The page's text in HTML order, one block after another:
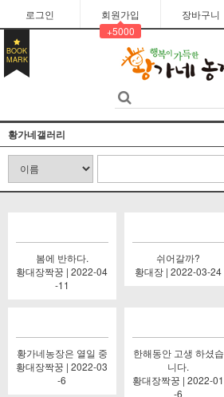
로그인
회원가입
+5000
장바구니
BOOK
MARK
황가네갤러리
봄에 반하다.
황대장짝꿍 | 2022-04
-11
쉬어갈까?
황대장 | 2022-03-24
황가네농장은 열일 중
황대장짝꿍 | 2022-03
-6
한해동안 고생 하셨습
니다.
황대장짝꿍 | 2022-01
-6